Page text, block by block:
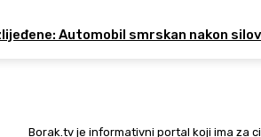
Automobil smrskan nakon
Borak.tv je informativni portal koji ima za